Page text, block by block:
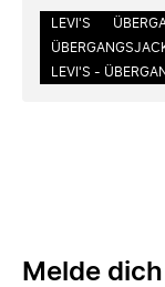
LEVI'S
LEVI'S -
Melde